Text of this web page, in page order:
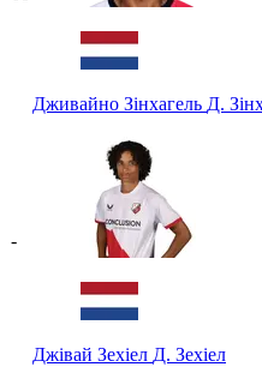
Дживайно Зінхагель Д.
-
Джівай Зехіел Д. Зехіел